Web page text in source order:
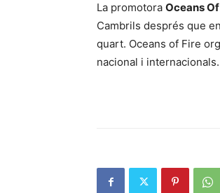
La promotora Oceans
Cambrils després que
quart. Oceans of Fire
nacional i internacionals.